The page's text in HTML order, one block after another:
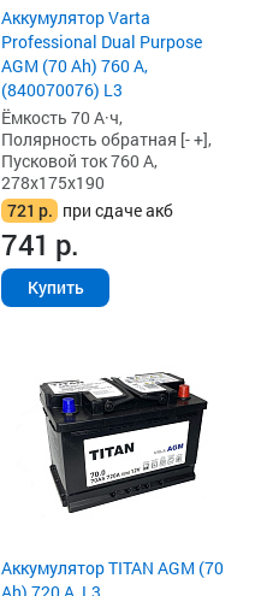
Аккумулятор Varta
Professional Dual Purpose
AGM (70 Ah) 760 А,
(840070076) L3
Ёмкость 70 А·ч,
Полярность обратная [- +],
Пусковой ток 760 А,
278x175x190
721 р. при сдаче акб
741 р.
Купить
Аккумулятор TITAN AGM (70